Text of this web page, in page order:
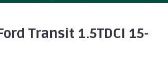
Transit 1.5TDCI 15-